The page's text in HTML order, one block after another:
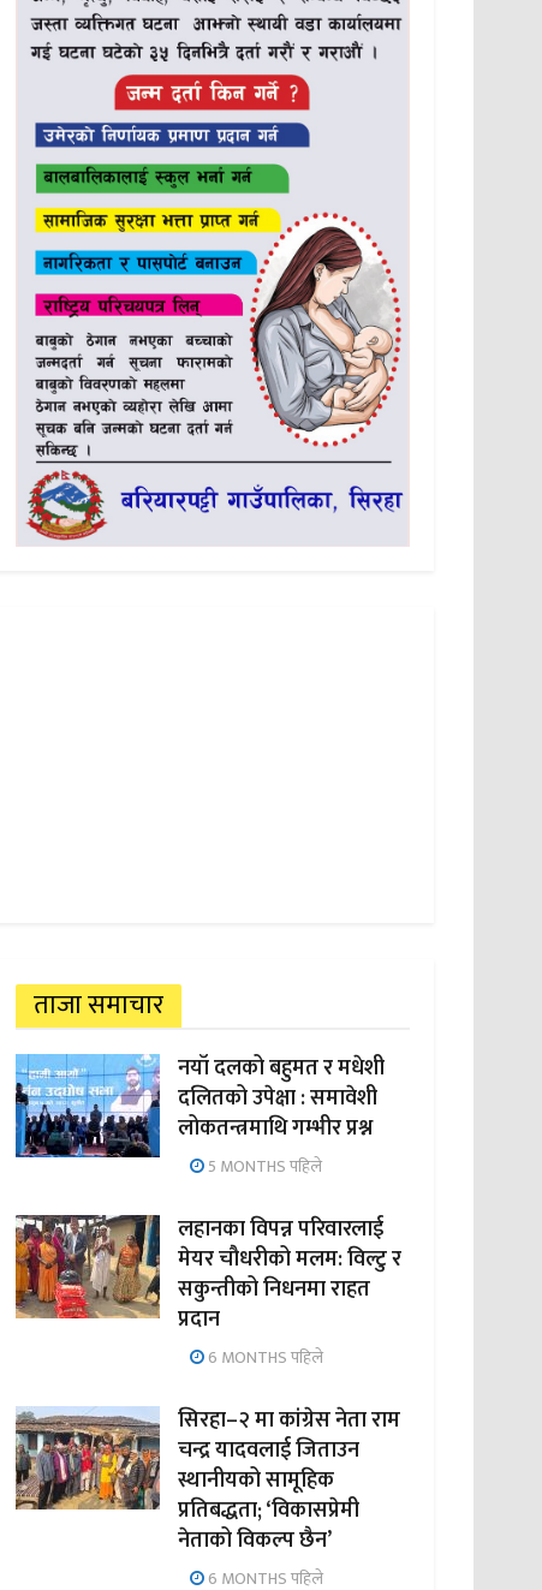
ताजा समाचार
नयाँ दलको बहुमत र मधेशी
दलितको उपेक्षा : समावेशी
लोकतन्त्रमाथि गम्भीर प्रश्न
5 MONTHS पहिले
लहानका विपन्न परिवारलाई
मेयर चौधरीको मलम: विल्टु र
सकुन्तीको निधनमा राहत
प्रदान
6 MONTHS पहिले
सिरहा–२ मा कांग्रेस नेता राम
चन्द्र यादवलाई जिताउन
स्थानीयको सामूहिक
प्रतिबद्धता; ‘विकासप्रेमी
नेताको विकल्प छैन’
6 MONTHS पहिले